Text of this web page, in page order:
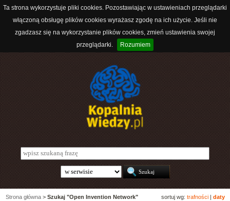
Ta strona wykorzystuje pliki cookies. Pozostawiając w ustawieniach przeglądarki
włączoną obsługę plików cookies wyrażasz zgodę na ich użycie. Jeśli nie
zgadzasz się na wykorzystanie plików cookies, zmień ustawienia swojej
przeglądarki.
Rozumiem
sortuj wg: trafności daty
Strona główna > Szukaj "Open Invention Network"